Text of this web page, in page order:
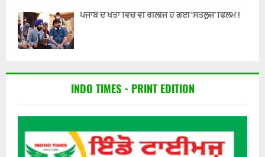
ਪੰਜਾਬ ਦੇ ਖੇਤਾਂ ਵਿੱਚ ਵੀ ਰੀਲੀਜ ਹੋ ਗਈ ‘ਸਤਲੁਜ’ ਫਿਲਮ !
INDO TIMES - PRINT EDITION